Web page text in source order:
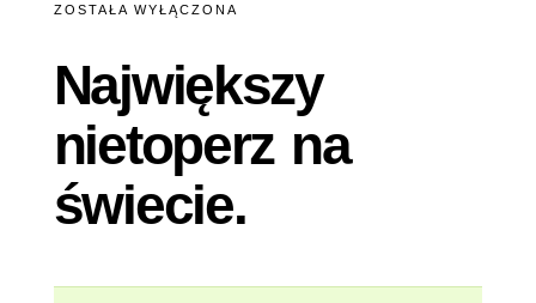
ZOSTAŁA WYŁĄCZONA
Największy
nietoperz na
świecie.